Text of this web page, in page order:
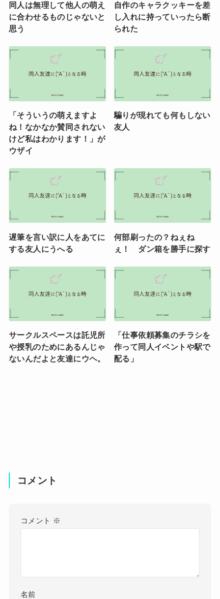
同人は無理して他人の萌え
に合わせるものじゃないと
思う
自作のキャラクッキーを差
し入れに持っていったら断
られた
「そういうの萌えますよ
ね！なかなか賛同されない
けど私はわかります！」が
ウザイ
騙りが現れても何もしない
友人
遅筆を言い訳に人をあてに
する友人にうへる
何部刷ったの？ねぇね
ぇ！ ダン箱を勝手に探す
サークルスペースは託児所
や授乳のためにあるんじゃ
ないんだよと友達にウヘ。
「仕事依頼募集のチラシを
作って同人イベントや駅で
配る」
コメント
コメント ※
名前